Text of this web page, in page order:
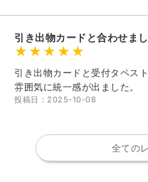
引き出物カードと合わせまし
引き出物カードと受付タペス
雰囲気に統一感が出ました。
投稿日：2025-10-08
全ての